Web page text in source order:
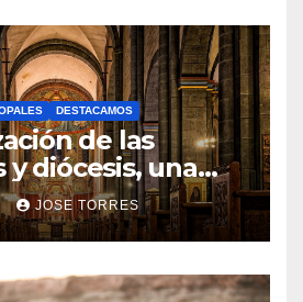
O
H
A
Y
C
O
M
N
DESTACAMOS
de las
y diócesis, una
para el futuro de
JOSE TORRES
N
O